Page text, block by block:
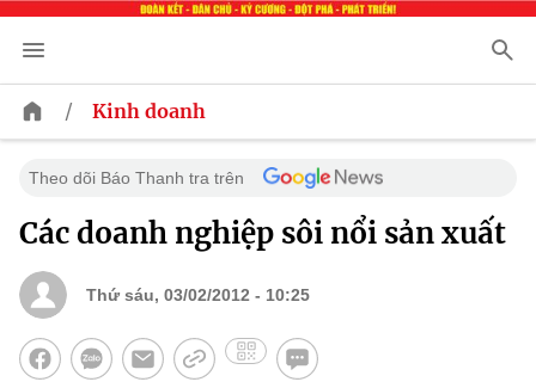
/ Kinh doanh
Theo dõi Báo Thanh tra trên
Các doanh nghiệp sôi nổi sản xuất
Thứ sáu, 03/02/2012 - 10:25